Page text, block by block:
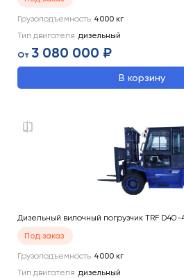
Грузоподъемность 4000 кг
Тип двигателя дизельный
От 3 080 000 ₽
В корзину
Дизельный вилочный погрузчик TRF D40-
Под заказ
Грузоподъемность 4000 кг
Тип двигателя дизельный